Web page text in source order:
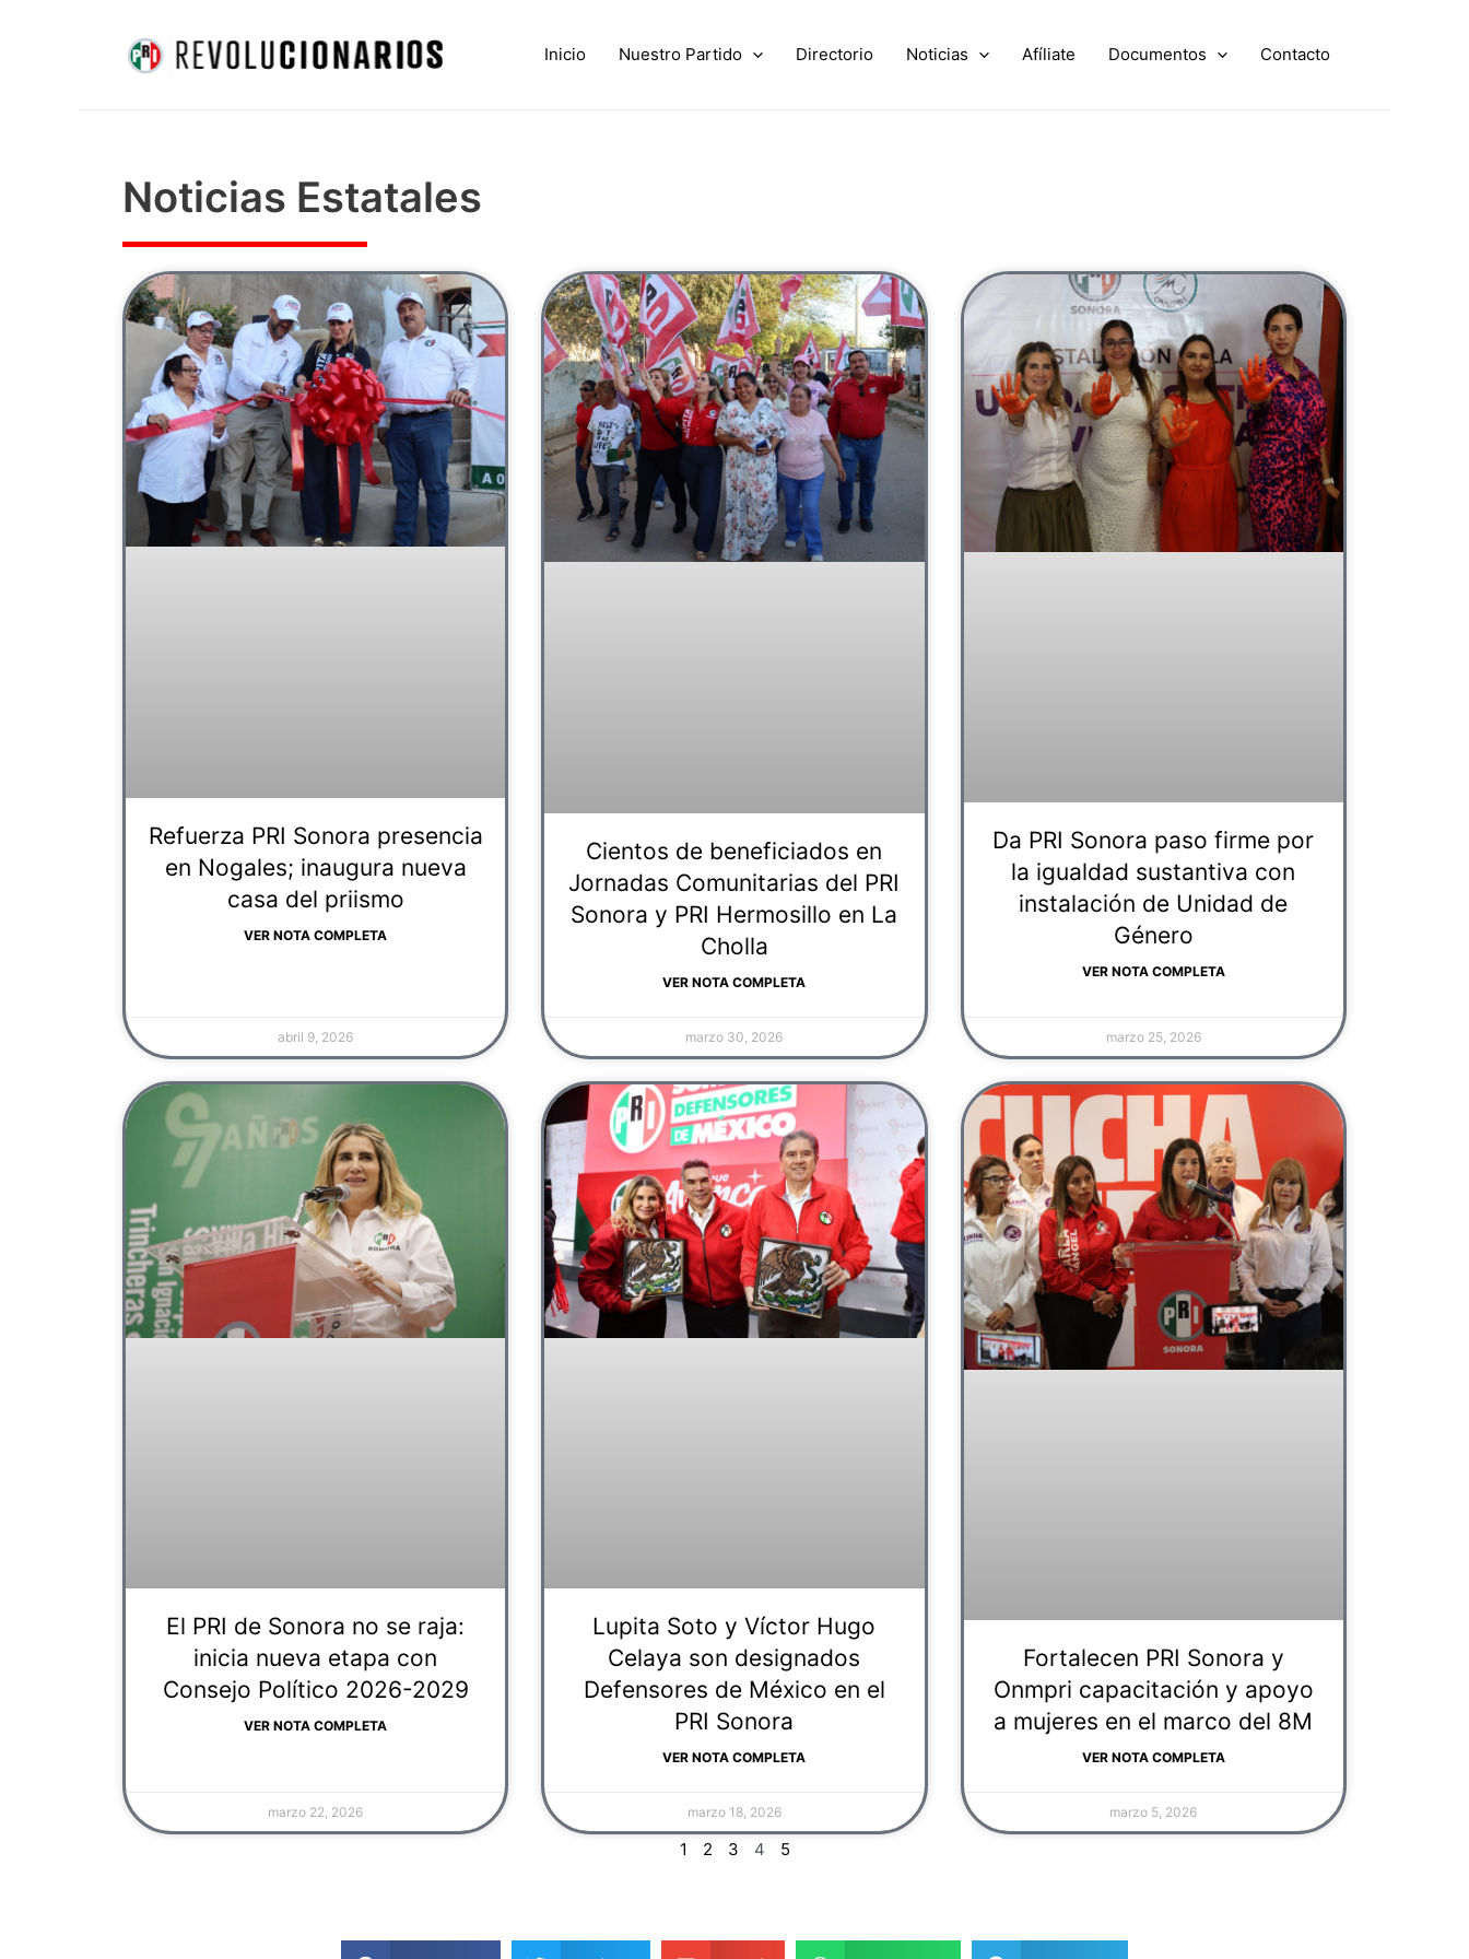
Inicio Nuestro Partido Directorio Noticias Afíliate Documentos Contacto
Noticias Estatales
Refuerza PRI Sonora presencia
en Nogales; inaugura nueva
casa del priismo
VER NOTA COMPLETA
abril 9, 2026
Cientos de beneficiados en
Jornadas Comunitarias del PRI
Sonora y PRI Hermosillo en La
Cholla
VER NOTA COMPLETA
marzo 30, 2026
Da PRI Sonora paso firme por
la igualdad sustantiva con
instalación de Unidad de
Género
VER NOTA COMPLETA
marzo 25, 2026
El PRI de Sonora no se raja:
inicia nueva etapa con
Consejo Político 2026-2029
VER NOTA COMPLETA
marzo 22, 2026
Lupita Soto y Víctor Hugo
Celaya son designados
Defensores de México en el
PRI Sonora
VER NOTA COMPLETA
marzo 18, 2026
Fortalecen PRI Sonora y
Onmpri capacitación y apoyo
a mujeres en el marco del 8M
VER NOTA COMPLETA
marzo 5, 2026
Page
1
Page
2
Page
3
Page
4
Page
5